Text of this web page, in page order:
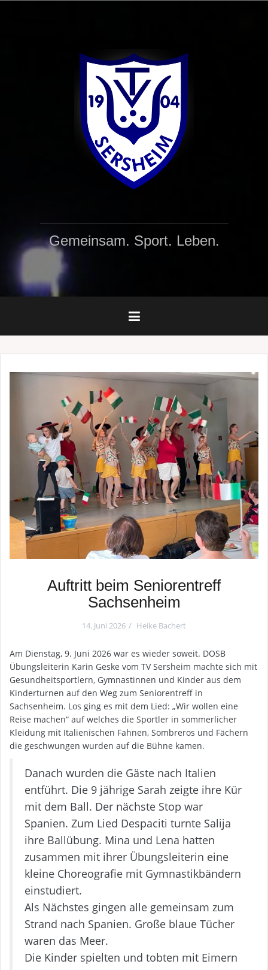
Gemeinsam. Sport. Leben.
Auftritt beim Seniorentreff
Sachsenheim
14. Juni 2026 Heike Bachert
Am Dienstag, 9. Juni 2026 war es wieder soweit. DOSB
Übungsleiterin Karin Geske vom TV Sersheim machte sich mit
Gesundheitsportlern, Gymnastinnen und Kinder aus dem
Kinderturnen auf den Weg zum Seniorentreff in
Sachsenheim. Los ging es mit dem Lied: „Wir wollen eine
Reise machen“ auf welches die Sportler in sommerlicher
Kleidung mit Italienischen Fahnen, Sombreros und Fächern
die geschwungen wurden auf die Bühne kamen.
Danach wurden die Gäste nach Italien
entführt. Die 9 jährige Sarah zeigte ihre Kür
mit dem Ball. Der nächste Stop war
Spanien. Zum Lied Despaciti turnte Salija
ihre Ballübung. Mina und Lena hatten
zusammen mit ihrer Übungsleiterin eine
kleine Choreografie mit Gymnastikbändern
einstudiert.
Als Nächstes gingen alle gemeinsam zum
Strand nach Spanien. Große blaue Tücher
waren das Meer.
Die Kinder spielten und tobten mit Eimern